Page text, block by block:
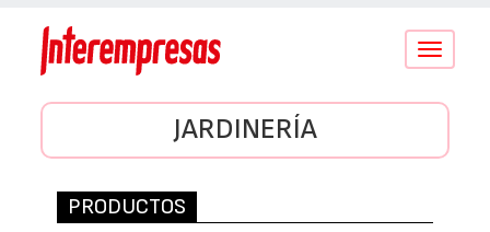
Conmutar
JARDINERÍA
PRODUCTOS